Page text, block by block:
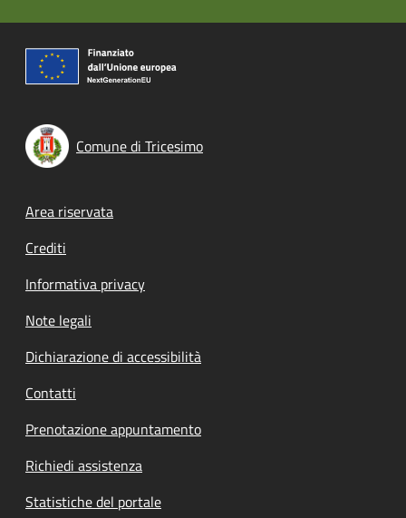
Comune di Tricesimo
Footer menu
Area riservata
Crediti
Informativa privacy
Note legali
Dichiarazione di accessibilità
Contatti
Prenotazione appuntamento
Richiedi assistenza
Statistiche del portale